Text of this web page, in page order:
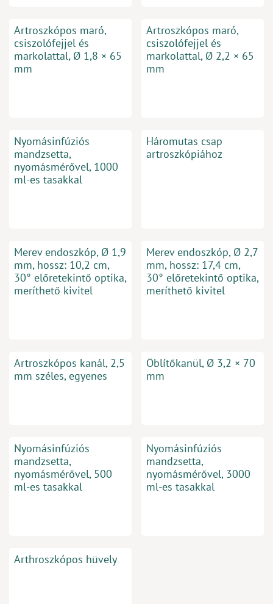
Artroszkópos maró,
csiszolófejjel és
markolattal, Ø 1,8 × 65
mm
Artroszkópos maró,
csiszolófejjel és
markolattal, Ø 2,2 × 65
mm
Nyomásinfúziós
mandzsetta,
nyomásmérővel, 1000
ml-es tasakkal
Háromutas csap
artroszkópiához
Merev endoszkóp, Ø 1,9
mm, hossz: 10,2 cm,
30° előretekintő optika,
meríthető kivitel
Merev endoszkóp, Ø 2,7
mm, hossz: 17,4 cm,
30° előretekintő optika,
meríthető kivitel
Artroszkópos kanál, 2,5
mm széles, egyenes
Öblítőkanül, Ø 3,2 × 70
mm
Nyomásinfúziós
mandzsetta,
nyomásmérővel, 500
ml-es tasakkal
Nyomásinfúziós
mandzsetta,
nyomásmérővel, 3000
ml-es tasakkal
Arthroszkópos hüvely